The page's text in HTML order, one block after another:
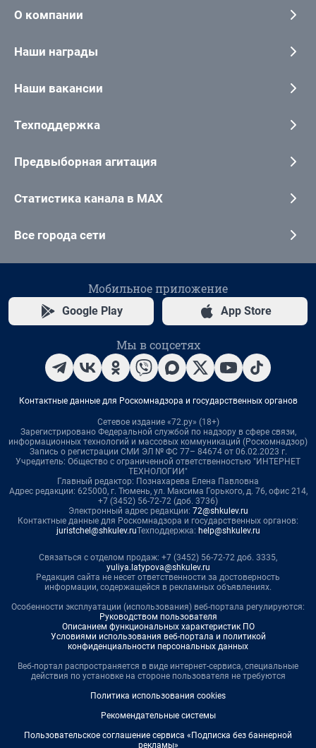
О компании
Наши награды
Наши вакансии
Техподдержка
Предвыборная агитация
Статистика канала в MAX
Все города сети
Мобильное приложение
Google Play App Store
Мы в соцсетях
Контактные данные для Роскомнадзора и государственных органов
Сетевое издание «72.ру» (18+)
Зарегистрировано Федеральной службой по надзору в сфере связи,
информационных технологий и массовых коммуникаций (Роскомнадзор)
Запись о регистрации СМИ ЭЛ № ФС 77– 84674 от 06.02.2023 г.
Учредитель: Общество с ограниченной ответственностью "ИНТЕРНЕТ
ТЕХНОЛОГИИ"
Главный редактор: Познахарева Елена Павловна
Адрес редакции: 625000, г. Тюмень, ул. Максима Горького, д. 76, офис 214,
+7 (3452) 56-72-72 (доб. 3736)
Электронный адрес редакции: 72@shkulev.ru
Контактные данные для Роскомнадзора и государственных органов:
juristchel@shkulev.ruТехподдержка: help@shkulev.ru
Связаться с отделом продаж: +7 (3452) 56-72-72 доб. 3335,
yuliya.latypova@shkulev.ru
Редакция сайта не несет ответственности за достоверность
информации, содержащейся в рекламных объявлениях.
Особенности эксплуатации (использования) веб-портала регулируются:
Руководством пользователя
Описанием функциональных характеристик ПО
Условиями использования веб-портала и политикой
конфиденциальности персональных данных
Веб-портал распространяется в виде интернет-сервиса, специальные
действия по установке на стороне пользователя не требуются
Политика использования cookies
Рекомендательные системы
Пользовательское соглашение сервиса «Подписка без баннерной
рекламы»